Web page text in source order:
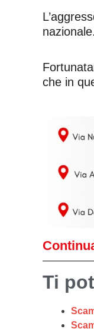
che in
Ti